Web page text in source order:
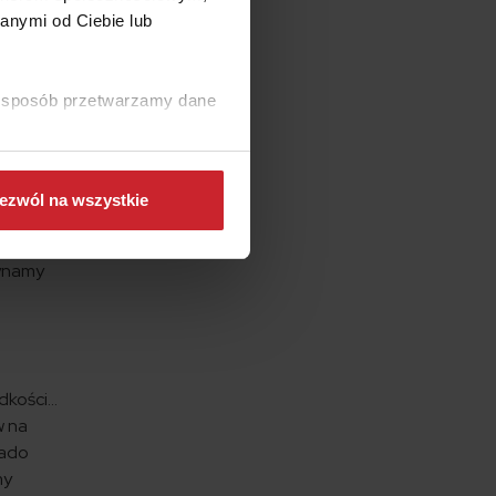
od Ciebie lub
przetwarzamy dane
na wszystkie
w
na